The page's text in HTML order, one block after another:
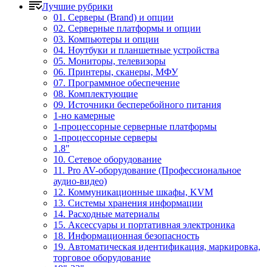
Лучшие рубрики
01. Серверы (Brand) и опции
02. Серверные платформы и опции
03. Компьютеры и опции
04. Ноутбуки и планшетные устройства
05. Мониторы, телевизоры
06. Принтеры, сканеры, МФУ
07. Программное обеспечение
08. Комплектующие
09. Источники бесперебойного питания
1-но камерные
1-процессорные серверные платформы
1-процессорные серверы
1.8"
10. Сетевое оборудование
11. Pro AV-оборудование (Профессиональное
аудио-видео)
12. Коммуникационные шкафы, KVM
13. Системы хранения информации
14. Расходные материалы
15. Аксессуары и портативная электроника
18. Информационная безопасность
19. Автоматическая идентификация, маркировка,
торговое оборудование